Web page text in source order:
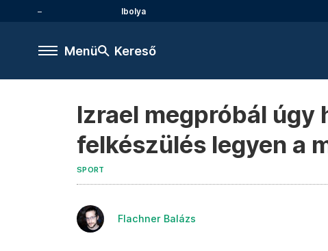
Ibolya
Menü Kereső
Izrael megpróbál úgy
felkészülés legyen a
SPORT
Flachner Balázs